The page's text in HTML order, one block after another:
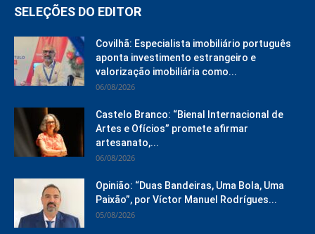
SELEÇÕES DO EDITOR
Covilhã: Especialista imobiliário português
aponta investimento estrangeiro e
valorização imobiliária como...
06/08/2026
Castelo Branco: “Bienal Internacional de
Artes e Ofícios” promete afirmar
artesanato,...
06/08/2026
Opinião: “Duas Bandeiras, Uma Bola, Uma
Paixão”, por Víctor Manuel Rodrígues...
05/08/2026